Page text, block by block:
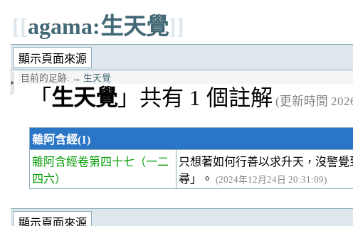
[[agama:生天覺]]
目前的足跡: → 生天覺
「 生天覺」共有 1 個註解 (更新時間
雜阿含經(1)
雜阿含經卷第四十七 （一二
四六）
只想著如何行善以求升天，沒警
尋」。
(2024年12月24日 20:31:09)